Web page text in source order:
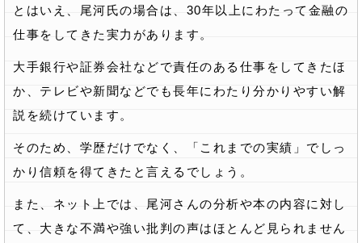
とはいえ、尾河氏の場合は、30年以上にわたって金融の
仕事をしてきた実力があります。
大手銀行や証券会社などで責任のある仕事をしてきたほ
か、テレビや新聞などでも長年にわたり分かりやすい解
説を続けています。
そのため、学歴だけでなく、「これまでの実績」でしっ
かり信頼を得てきたと言えるでしょう。
また、ネット上では、尾河さんの分析や本の内容に対し
て、大きな不満や強い批判の声はほとんど見られません